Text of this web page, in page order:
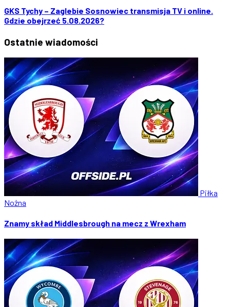
GKS Tychy – Zaglebie Sosnowiec transmisja TV i online.
Gdzie obejrzeć 5.08.2026?
Ostatnie wiadomości
Piłka
Nożna
Znamy skład Middlesbrough na mecz z Wrexham